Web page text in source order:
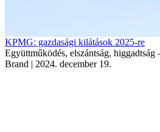
KPMG: gazdasági kilátások 2025-re
Együttműködés, elszántság,
Brand | 2024. december 19.